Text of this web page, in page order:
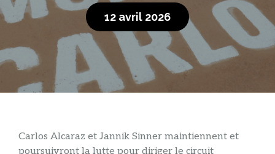
12 avril 2026
Carlos Alcaraz et Jannik Sinner maintiennent et
poursuivront la lutte pour diriger le circuit